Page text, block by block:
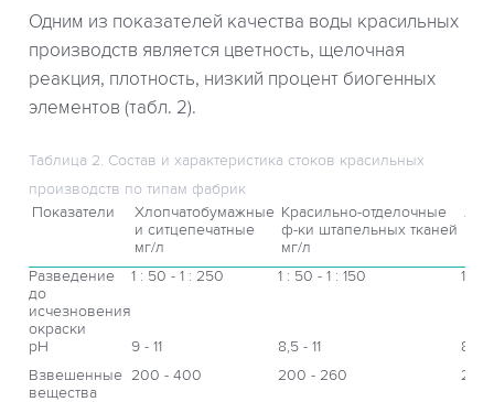
Одним из показателей качества воды красильных
производств является цветность, щелочная
реакция, плотность, низкий процент биогенных
элементов (табл. 2).
Таблица 2. Состав и характеристика стоков красильных
производств по типам фабрик
Показатели
Хлопчатобумажные Красильно-отделочные
и ситцепечатные
ф-ки штапельных тканей
мг/л
мг/л
Разведение
до
исчезновения
окраски
1 : 50 - 1 : 250 1 : 50 - 1 : 150 1 :
рН 9 - 11 8,5 - 11
8,3 -
Взвешенные
вещества
200 - 400 200 - 260
227